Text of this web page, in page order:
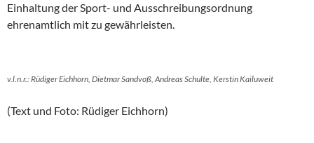
Einhaltung der Sport- und Ausschreibungsordnung
ehrenamtlich mit zu gewährleisten.
v.l.n.r.: Rüdiger Eichhorn, Dietmar Sandvoß, Andreas Schulte, Kerstin Kailuweit
(Text und Foto: Rüdiger Eichhorn)